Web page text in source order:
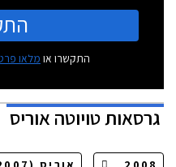
התקשרו או מלאו
גרסאותטויוטה אוריס